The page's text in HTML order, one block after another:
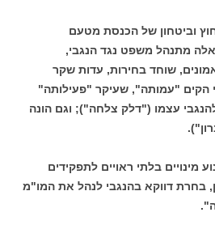
וביטחון של הכנסת מטעם
מתנהל משפט נגד הנגבי,
שוחד בחירות, עדות שקר
הקים "עמותה", שעיקר "פעילותה"
עצמו ("דלק צלחה"); וגם הונה
מינויים בלתי ראויים לתפקידים
בחרת דווקא בהנגבי לנהל את המו"מ